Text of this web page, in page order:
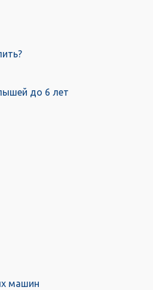
до 6 лет
машин